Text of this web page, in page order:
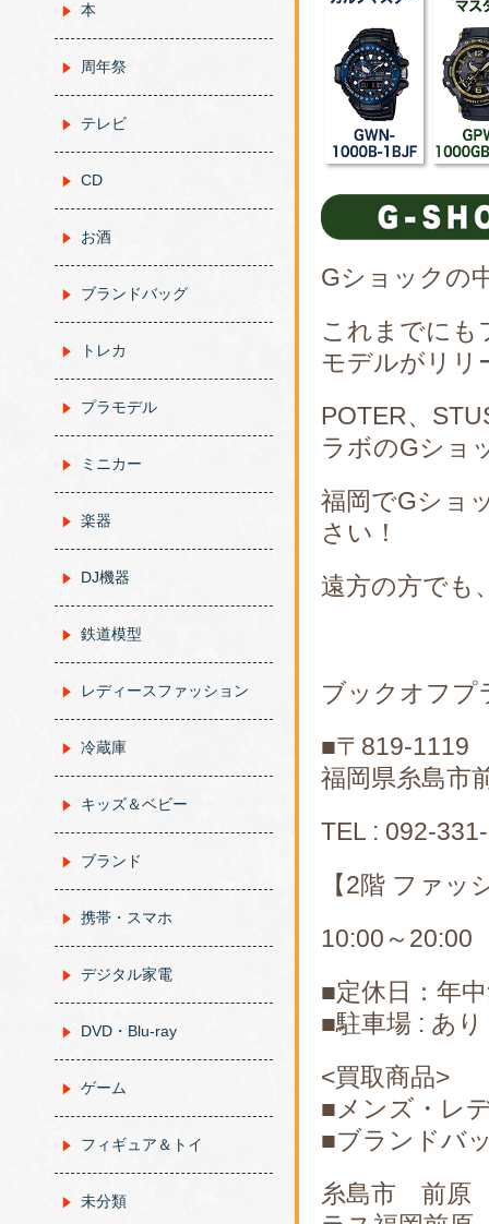
Gショックの
これまでにも
モデルがリリ
POTER、
ラボのGショ
福岡でGショ
さい！
遠方の方でも
ブックオフプ
■〒819-1119
福岡県糸島市
TEL : 092-
【2階 ファッ
10:00～20:00
■定休日：年
■駐車場 : あ
<買取商品>
■メンズ・レ
■ブランドバ
糸島市 前原
本
周年祭
テレビ
CD
お酒
ブランドバッグ
トレカ
プラモデル
ミニカー
楽器
DJ機器
鉄道模型
レディースファッション
冷蔵庫
キッズ＆ベビー
ブランド
携帯・スマホ
デジタル家電
DVD・Blu-ray
ゲーム
フィギュア＆トイ
未分類